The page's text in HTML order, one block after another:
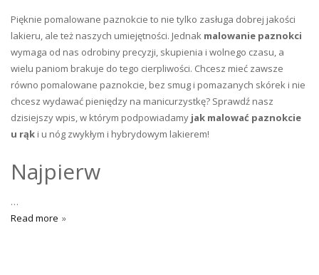
Pięknie pomalowane paznokcie to nie tylko zasługa dobrej jakości
lakieru, ale też naszych umiejętności. Jednak malowanie paznokci
wymaga od nas odrobiny precyzji, skupienia i wolnego czasu, a
wielu paniom brakuje do tego cierpliwości. Chcesz mieć zawsze
równo pomalowane paznokcie, bez smug i pomazanych skórek i nie
chcesz wydawać pieniędzy na manicurzystkę? Sprawdź nasz
dzisiejszy wpis, w którym podpowiadamy jak malować paznokcie
u rąk i u nóg zwykłym i hybrydowym lakierem!
Najpierw
…
Read more